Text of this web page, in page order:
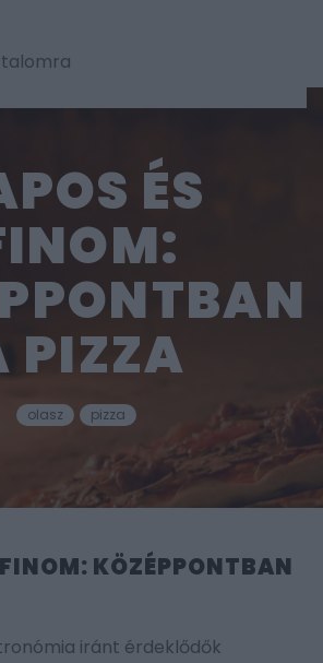
ÉS
PIZZA
olasz pizza
KÖZÉPPONTBAN
iránt érdeklődők